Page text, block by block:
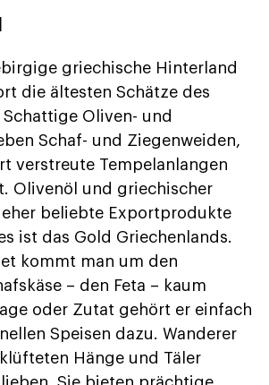
griechische Hinterland
die ältesten Schätze des
Oliven- und
Schaf- und Ziegenweiden,
verstreute Tempelanlangen
Olivenöl und griechischer
beliebte Exportprodukte
ist das Gold Griechenlands.
kommt man um den
– den Feta – kaum
oder Zutat gehört er einfach
Speisen dazu. Wanderer
Hänge und Täler